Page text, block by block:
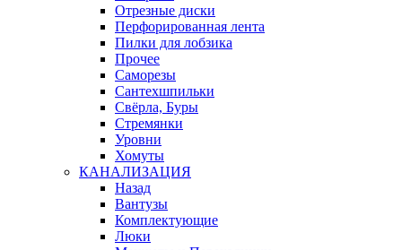
Отрезные диски
Перфорированная лента
Пилки для лобзика
Прочее
Саморезы
Сантехшпильки
Свёрла, Буры
Стремянки
Уровни
Хомуты
КАНАЛИЗАЦИЯ
Назад
Вантузы
Комплектующие
Люки